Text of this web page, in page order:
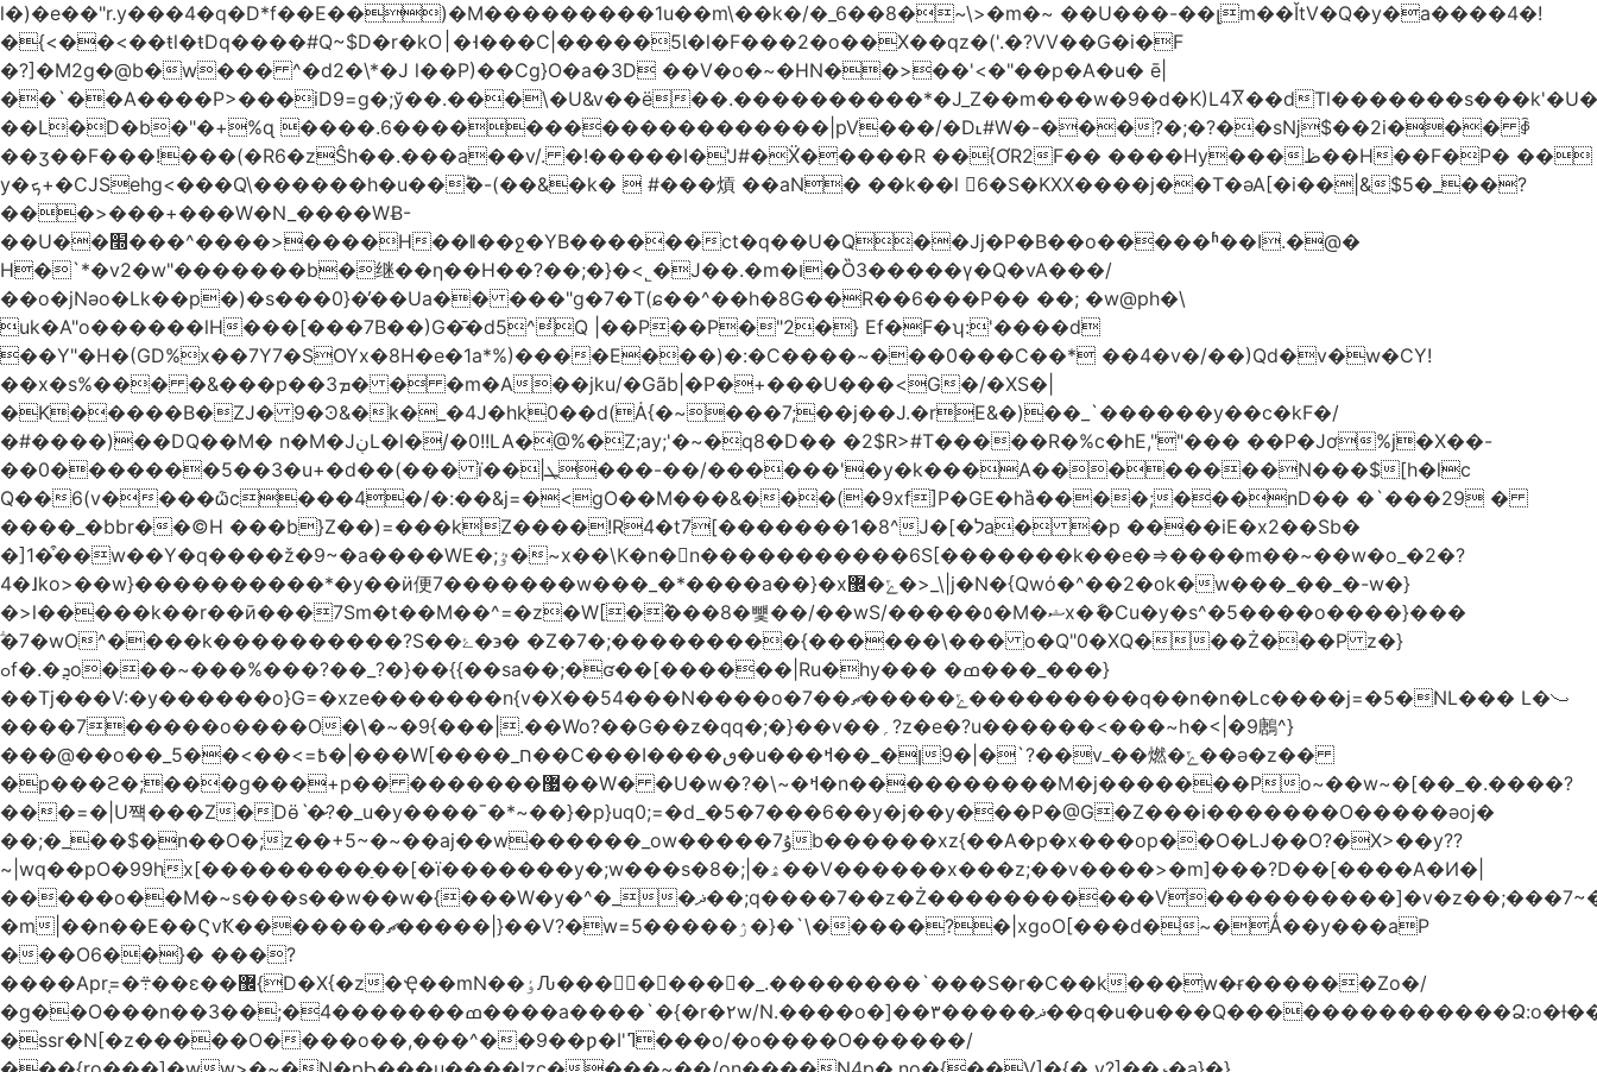
l�)�e��"r.y���4�q�D*f��E��)�M���������1u��m\��k�/�_6��8�~\>�m�~ ��U���-��լm��ǏtV�Q�y�a����4�!
�{<��<��ŧl�ŧDq����#Q~$D�r�kO׀�˧���C|�����5Ɩ�l�F���2�o��X��qz�('.�?VV��G�i�F
�?]�M2g�@b�w��� ^�d2�\*�J l��P)��Cg}O�a�3D ��V�o�~�HN��>��'<�"��p�A�u� ē|
��`��A����P>���iD9=g�;ў��.���\�U&v��ë��.����������*�J_Z��m���w�9�d�K)L4Ⴟ��d
��L�D�b�"�+%ɋ ����.6�������������������|pV���/�D˪#W�-���?�;�?��sǋ$��2i��� ꇈ
��ӡ��F���!���(�R6�zŜh��.���a��v/. �!�����I�'J#�Ẍ́�����R ��{ƠR2F�� ����Hy���ظ��H��F�P� ��
y�ܟ+�CJSehg<���Q\������h�u��ؕ�-(��&�k�  #���熕 ��aN� ��k��l 𭙎6�S�KXX����j��T�əA[�i��|&$5�_��?
���>���+���W�N_����WɃ-
��U��׭���^����>����H��ǁ��ջ�YB������ct�q��U�Q��Jj�P�B��o�����ʱ��I.�@�
H�`*�v2�w"�������b�继��ƞ��H��?��;�}�<˾�J��.�m�ו�Ȍ3�����γ�Q�vA���/
��o�jNәo�Lk��p�)�s���܏�{0�̕�Ua�� ���"g�7�T(ɕ��^��h�8G��R��6���P�� ��; �w@ph�\
uk�A"o������lH���[���7B��)G�̄�d5^̒Q |��P��P�"2�} Ef�F�ʮ:'����d
��Y"�H�(GD%x��7Y7�SOYx�8H�e�1a*%)����E���)�:�C����~���0���C��* ��4�v�/��)Qd�v�w�CY!
��x�s%��� �&���p��ܡ3� � �m�A��jku/�Gãb|�P�+���U���<G�/�XS�|
�K�����B�ZJ� 9�Ͽ&�k�_�4J�hk0��d(Ȧ{�~���7;��j��J.�rE&�)��_`������y��c�kF�/
�#����)��DQ��M� n�M�JڹL�l�/�0!!LA�@%�Z;aу;'�~�q8�D�� �2$R>#T�����R�%c�hE,""��� ��P�Jơ%j�X��-
��0�������5��3�u+�d��(��� ï��|ܛ���-��/������'�y�k���A��������N���$[h�lc
Q��6(v����ѽc���4�/�:��&j=�<gO��M���&���(�9xf]P�GE�hȁ����;���nD�� �`���29 �
����_�bbr��©H ���b}Z��)=���kZ����!R4�t7[�������1�8^J�[�לa� �p ����iE�x2��Sb�
�]1�͒��w��Y�q����ž�9~�a����WE�;ٷ�~x��\K�n�򧢶n�����������6S[�������k��e�=>����m��~��w�o_�2�?
4�˩ko>��w}�������� ��*�y��ӥ便7�������w���_�*����a��}�xݻ�޼�>_\|j�N�{Qwό�^��2�ok�w���_��_�-w�}
�>l�����k��r��ӣ���7Sm�t��M��^=�z�W[�߮���8�뻋��/��wS/�����٥�M�ޝx�ާ�Cu�y�s^�5����o����}���
ؖ�7�wO^����k����������?S��ۓ�϶� �Z�7�;���������{������\��� o�Q"0�XQ���Ż���P z�}
ߋf�.�ܯo���~���%���?��_?�}��{{��sa��;�ʛ��[������|Ru�hy��� �ߘ���_���}
��Tj���V:�y������o}G=�xze�������n{v�X��54���N����o�7��ݻ�����ޗ���������q��n�n�Lc����j=�5�NL��� L�㇃
����7�����o����O�\�~�9{���|.��Wo?��G��z�qq�;�}��v��؍?z�e�?u������<���~h�<|�9鶶^}
���@��o��_߿=>��>��5�|���W[����_ח��C���I����ٯ�u��ן�_��ߞ�|�9�`?��vߺ��燃�ݻ��ǝ�z��
�p���ϩ�;���g���+p�� �������޷��W� �U�w�?�\~�ߞ�n����������M�j�������Po~��w~�[��_�.����?
���=�|U쨱���Z�Dӫˋ�̷?�_u�y����ˉ�*~��}�p}uq0;=�d_�5�7���6��y�j��y���P�@G�Z���i�������O�����ǝoj�
��;�_��$�n��O�;z��+5~�~��aj��w������_ow�����ۇ7b������xz{��A�p�x���op��O�Ǉ��O?�X>��y??
~|wq��pO�99hx[���������ַ��[�ï�������y�;w���s�ۿ�|;�8��V������x���z;��v����>�m]���?D��[����A�Ͷ�|
�����o��M�~s���s��w��w�{���W�y�^�_�ޛ��;q����7��z�Ż�����������V����������]�v�z��;���7~��r�̮}
�m|��n��E��ϚvҞ�������ޗ�����|}��V?�w=5�����ۯ�}�`\�����?�|xgoO[���d�~�Ǻ��y���aP
���O6��}� ���?
����Apr֚=�܊��ɛ��޼{D�X{�z�Ҿ��mN��ٶԈ��������_.��������`���S�r�C��k���w�ɍ������Zo�/
�g��O���n��ߘ�������4�;��3����a����`�{�r�۲w/N.����o�]��۳�����ޛ��q�u�u���Q��������������Ձ:o�Ɨ����[���Ow[��������ݼqx2�ƪ�s��5�;������{����{��Ay}
�ssr�N[�z�����O����o��,���^��9��ƿ�I'ߣ���o/�o����O������/